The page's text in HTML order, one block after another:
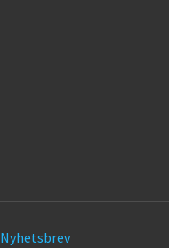
Nyhetsbrev